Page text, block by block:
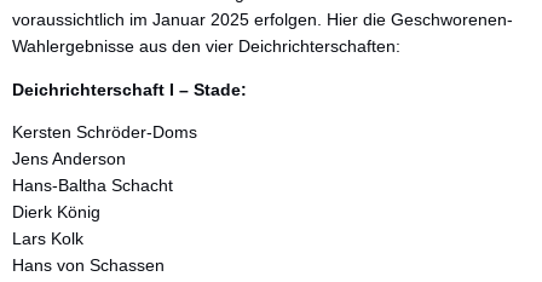
voraussichtlich im Januar 2025 erfolgen. Hier die Geschworenen-
Wahlergebnisse aus den vier Deichrichterschaften:
Deichrichterschaft I – Stade:
Kersten Schröder-Doms
Jens Anderson
Hans-Baltha Schacht
Dierk König
Lars Kolk
Hans von Schassen